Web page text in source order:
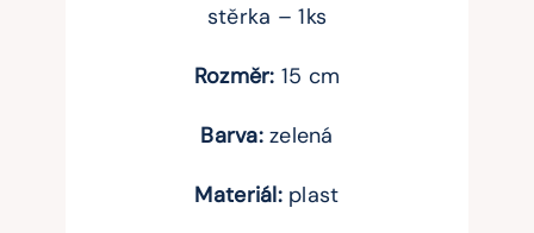
stěrka – 1ks
Rozměr: 15 cm
Barva:zelená
Materiál:plast